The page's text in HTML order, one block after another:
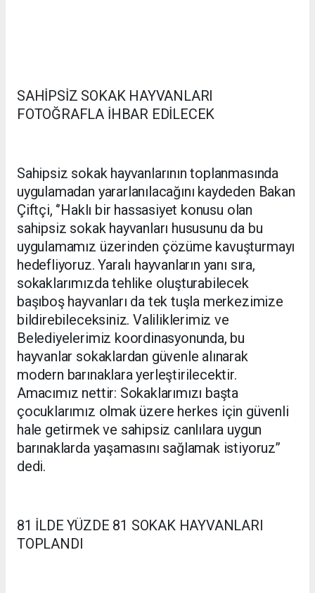
SAHİPSİZ SOKAK HAYVANLARI
FOTOĞRAFLA İHBAR EDİLECEK
Sahipsiz sokak hayvanlarının toplanmasında
uygulamadan yararlanılacağını kaydeden Bakan
Çiftçi, ‘’Haklı bir hassasiyet konusu olan
sahipsiz sokak hayvanları hususunu da bu
uygulamamız üzerinden çözüme kavuşturmayı
hedefliyoruz. Yaralı hayvanların yanı sıra,
sokaklarımızda tehlike oluşturabilecek
başıboş hayvanları da tek tuşla merkezimize
bildirebileceksiniz. Valiliklerimiz ve
Belediyelerimiz koordinasyonunda, bu
hayvanlar sokaklardan güvenle alınarak
modern barınaklara yerleştirilecektir.
Amacımız nettir: Sokaklarımızı başta
çocuklarımız olmak üzere herkes için güvenli
hale getirmek ve sahipsiz canlılara uygun
barınaklarda yaşamasını sağlamak istiyoruz’’
dedi.
81 İLDE YÜZDE 81 SOKAK HAYVANLARI
TOPLANDI